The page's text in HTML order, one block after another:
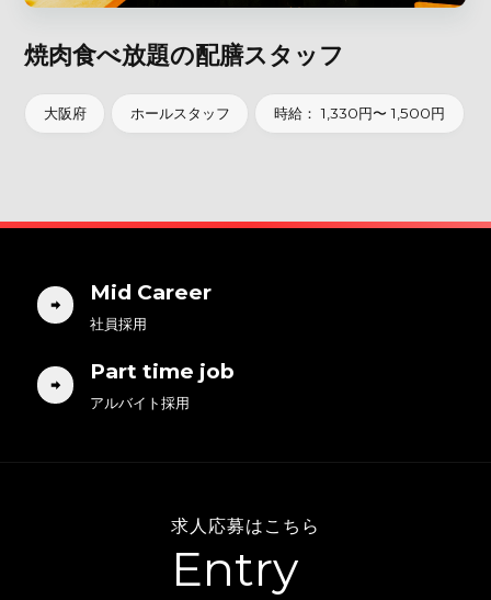
焼肉食べ放題の配膳スタッフ
大阪府 ホールスタッフ 時給： 1,330円〜 1,500円
Mid Career
社員採用
Part time job
アルバイト採用
求人応募はこちら
Entry